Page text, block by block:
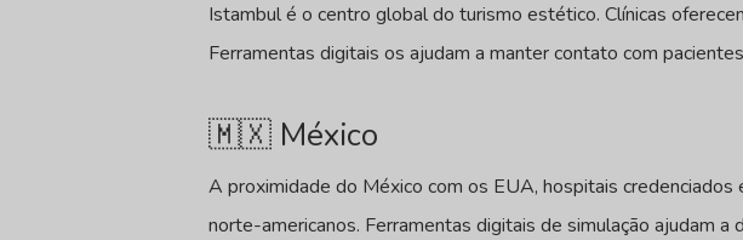
Istambul é o centro global do turismo estético. Clínicas
Ferramentas digitais os ajudam a manter contato com
🇲🇽 México
A proximidade do México com os EUA, hospitais
norte-americanos. Ferramentas digitais de simulação ajudam a